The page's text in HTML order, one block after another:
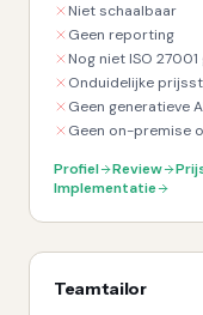
Niet schaalbaar
Geen reporting
Nog niet ISO
Onduidelijke
Geen generatieve
Geen on-premise
Profiel
Review
Implementatie
Teamtailor